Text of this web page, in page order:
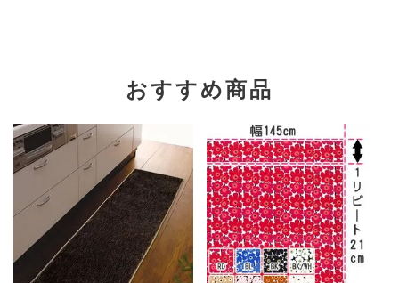
おすすめ商品